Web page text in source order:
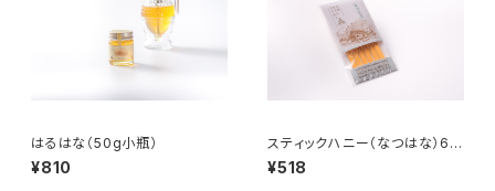
はるはな（50g小瓶）
¥810
スティックハニー（なつはな）6本
入り
¥518